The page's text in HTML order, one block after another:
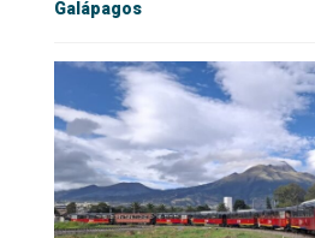
Galápagos